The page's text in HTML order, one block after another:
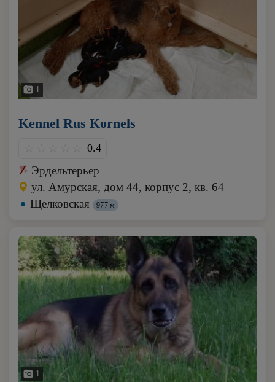
1
Kennel Rus Kornels
0.4
Эрдельтерьер
ул. Амурская, дом 44, корпус 2, кв. 64
Щелковская
977 м
1